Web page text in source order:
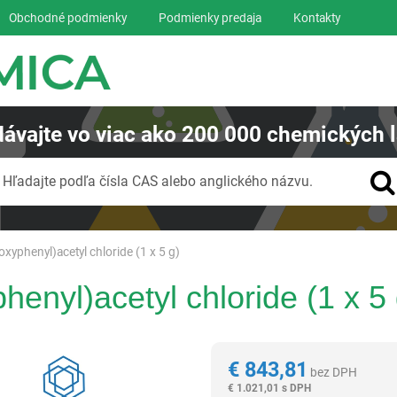
chloride (1 x 5 g)
chloride (1 x 5
€843,81 bez DPH
€ 1.021,01 s DPH
Obchodné podmienky Podmienky predaja Kontakty
vo viac ako200 000 chemických
Hľadajte podľa čísla CAS alebo anglického názvu.